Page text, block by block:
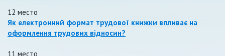
12 место
Як електронний формат трудової книжки впливає на
оформлення трудових відносин?
11 место